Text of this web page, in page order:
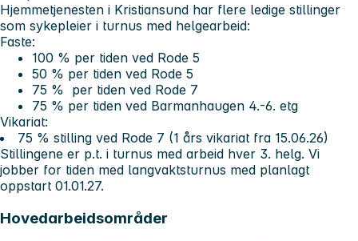
Hjemmetjenesten i Kristiansund har flere ledige stillinger
som sykepleier i turnus med helgearbeid:
Faste:
100 % per tiden ved Rode 5
50 % per tiden ved Rode 5
75 % per tiden ved Rode 7
75 % per tiden ved Barmanhaugen 4.-6. etg
Vikariat:
75 % stilling ved Rode 7 (1 års vikariat fra 15.06.26)
Stillingene er p.t. i turnus med arbeid hver 3. helg. Vi
jobber for tiden med langvaktsturnus med planlagt
oppstart 01.01.27.
Hovedarbeidsområder